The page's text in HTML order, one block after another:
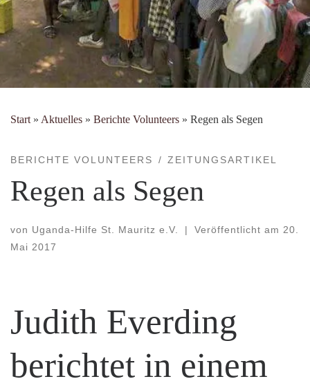
Start » Aktuelles » Berichte Volunteers » Regen als Segen
BERICHTE VOLUNTEERS ZEITUNGSARTIKEL
Regen als Segen
von Uganda-Hilfe St. Mauritz e.V. | Veröffentlicht am 20.
Mai 2017
Judith Everding
berichtet in einem